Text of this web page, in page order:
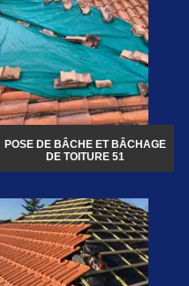
POSE DE BÂCHE ET BÂCHAGE
DE TOITURE 51